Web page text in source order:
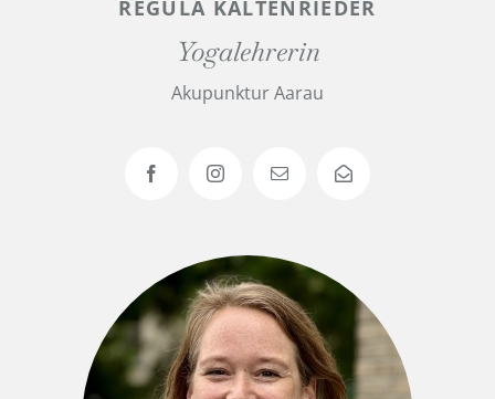
REGULA KALTENRIEDER
Yogalehrerin
Akupunktur Aarau